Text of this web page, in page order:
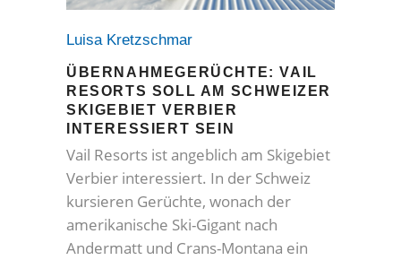
Luisa Kretzschmar
ÜBERNAHMEGERÜCHTE: VAIL
RESORTS SOLL AM SCHWEIZER
SKIGEBIET VERBIER
INTERESSIERT SEIN
Vail Resorts ist angeblich am Skigebiet
Verbier interessiert. In der Schweiz
kursieren Gerüchte, wonach der
amerikanische Ski-Gigant nach
Andermatt und Crans-Montana ein